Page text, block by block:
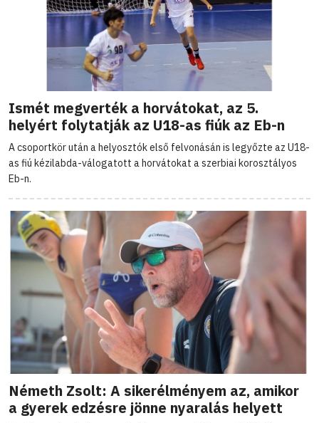
Ismét megverték a horvátokat, az 5.
helyért folytatják az U18-as fiúk az Eb-n
A csoportkör után a helyosztók első felvonásán is legyőzte az U18-
as fiú kézilabda-válogatott a horvátokat a szerbiai korosztályos
Eb-n.
Németh Zsolt: A sikerélményem az, amikor
a gyerek edzésre jönne nyaralás helyett